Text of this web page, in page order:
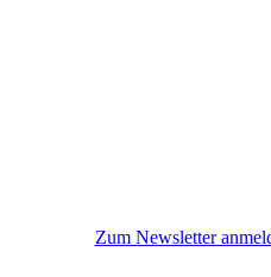
Zum Newsletter